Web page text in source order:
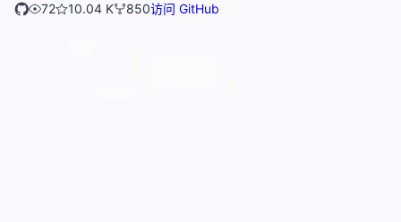
72
10.04 K 850访问 GitHub